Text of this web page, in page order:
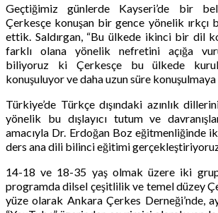
Geçtiğimiz günlerde Kayseri’de bir
Çerkesçe konuşan bir gence yönelik ırkçı
ettik. Saldırgan, “Bu ülkede ikinci bir dil
farklı olana yönelik nefretini açığa
biliyoruz ki Çerkesçe bu ülkede
konuşuluyor ve daha uzun süre
Türkiye’de Türkçe dışındaki azınlık
yönelik bu dışlayıcı tutum ve
amacıyla Dr. Erdoğan Boz eğitmenliğinde
ders ana dili bilinci eğitimi
14-18 ve 18-35 yaş olmak üzere iki
programda dilsel çeşitlilik ve temel düzey
yüze olarak Ankara Çerkes Derneği’nde,